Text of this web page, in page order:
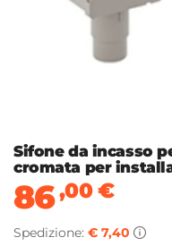
Sifone da incasso
cromata per
86,00€
Spedizione: € 7,40